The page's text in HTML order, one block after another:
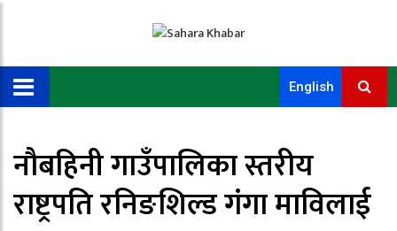
English
नौबहिनी गाउँपालिका स्तरीय
राष्ट्रपति रनिङशिल्ड गंगा माविलाई